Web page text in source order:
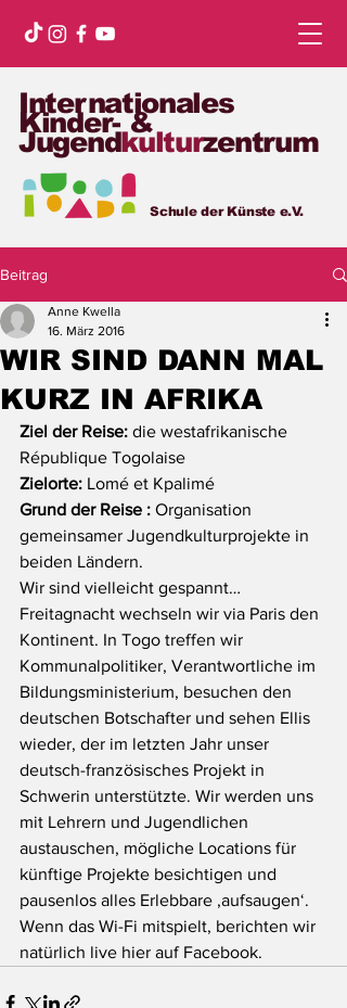
Internationales
Kinder- &
Jugendkulturzentrum
Schule der Künste e.V.
Beitrag
WIR SIND DANN MAL
KURZ IN AFRIKA
Anne Kwella
16. März 2016
Ziel der Reise: die westafrikanische
République Togolaise
Zielorte: Lomé et Kpalimé
Grund der Reise : Organisation
gemeinsamer Jugendkulturprojekte in
beiden Ländern.
Wir sind vielleicht gespannt…
Freitagnacht wechseln wir via Paris den
Kontinent. In Togo treffen wir
Kommunalpolitiker, Verantwortliche im
Bildungsministerium, besuchen den
deutschen Botschafter und sehen Ellis
wieder, der im letzten Jahr unser
deutsch-französisches Projekt in
Schwerin unterstützte. Wir werden uns
mit Lehrern und Jugendlichen
austauschen, mögliche Locations für
künftige Projekte besichtigen und
pausenlos alles Erlebbare ‚aufsaugen‘.
Wenn das Wi-Fi mitspielt, berichten wir
natürlich live hier auf Facebook.